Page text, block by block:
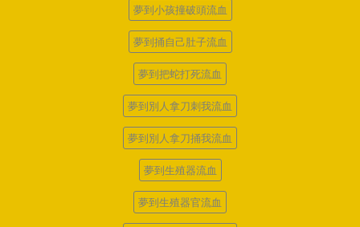
夢到小孩撞破頭流血
夢到捅自己肚子流血
夢到把蛇打死流血
夢到別人拿刀刺我流血
夢到別人拿刀捅我流血
夢到生殖器流血
夢到生殖器官流血